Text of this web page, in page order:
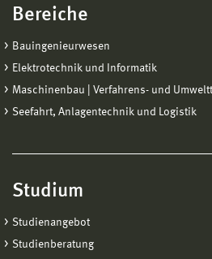
tempered steel and nodular cast
21 October 2011)
[7] Pyttel, B., Schwerdt, D.,
fatigue - Is there a fatigue limit?
and failure mechanisms of
relevant influencing factors,
Fatigue 33, Issue 1, January 2011,
Bereiche
Bauingenieurwesen
Elektrotechnik und Informatik
Maschinenbau | Verfahrens- und
Seefahrt, Anlagentechnik und Logistik
Studium
Studienangebot
Studienberatung